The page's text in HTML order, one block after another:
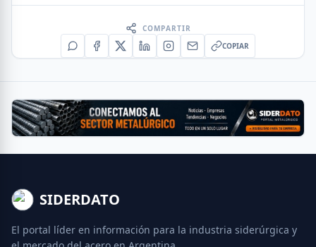
COMPARTIR
COPIAR
SIDERDATO
El portal líder en información para la industria siderúrgica y